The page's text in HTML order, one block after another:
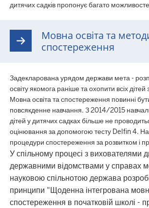
дитячих садків пропонує багато
Мовна освіта та
спостереження
Задекларована урядом держави мета -
освіту якомога раніше та охопити всіх
Мовна освіта та спостереження повинні
повсякденне навчання. З 2014/2015
дітей у дитячих садках більше не
оцінювання за допомогою тесту Delfin 4.
процедури спостереження за розвитком і
У спільному процесі з вихователями
державними відомствами у справах
науковою спільнотою держава
принципи "Щоденна інтегрована
спостереження в початковій школі -